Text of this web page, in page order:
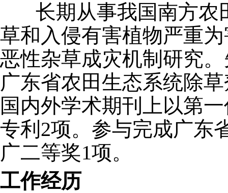
长期从事我国南方农
草和入侵有害植物严重
恶性杂草成灾机制研究
广东省农田生态系统除
国内外学术期刊上以第
专利2项。参与完成广东
广二等奖1项。
工作经历